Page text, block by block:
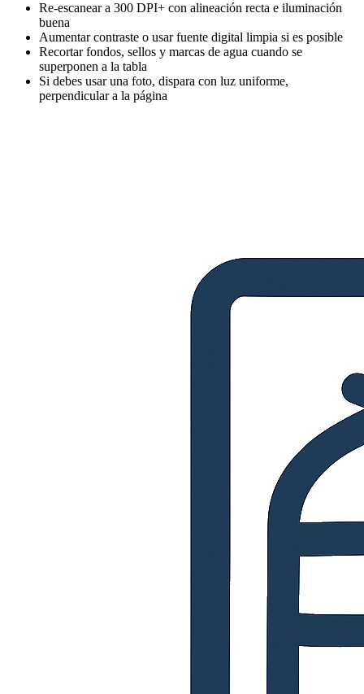
Re-escanear a 300 DPI+ con alineación recta e iluminación
buena
Aumentar contraste o usar fuente digital limpia si es posible
Recortar fondos, sellos y marcas de agua cuando se
superponen a la tabla
Si debes usar una foto, dispara con luz uniforme,
perpendicular a la página